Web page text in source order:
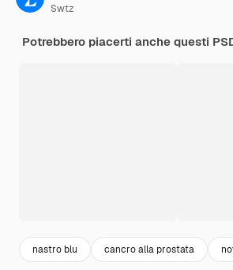
Swtz
Potrebbero piacerti anche questi
nastro blu cancro alla prostata